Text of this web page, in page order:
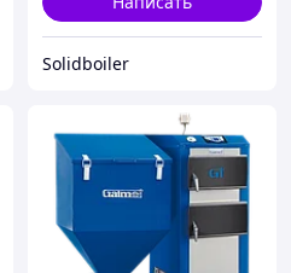
Solidboiler